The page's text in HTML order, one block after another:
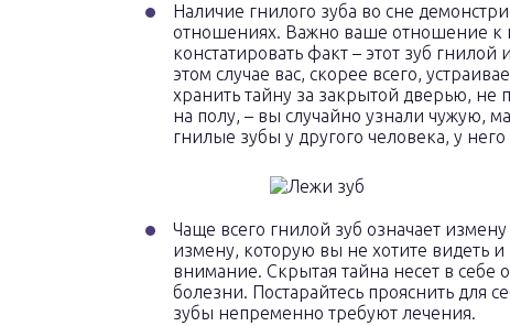
Наличие гнилого зуба во сне
отношениях. Важно ваше отношение к
констатировать факт – этот зуб
этом случае вас, скорее всего,
хранить тайну за закрытой дверью, не
на полу, – вы случайно узнали чужую,
гнилые зубы у другого человека, у
Чаще всего гнилой зуб означает
измену, которую вы не хотите видеть и
внимание. Скрытая тайна несет в себе
болезни. Постарайтесь прояснить для
зубы непременно требуют лечения.